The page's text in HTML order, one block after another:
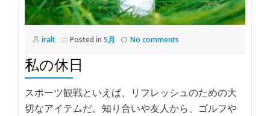
iralt Posted in 5月 No comments
私の休日
スポーツ観戦といえば、リフレッシュのための大
切なアイテムだ。知り合いや友人から、ゴルフや